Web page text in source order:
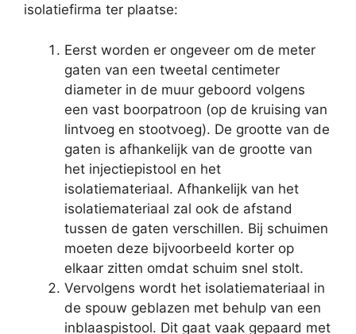
isolatiefirma ter plaatse:
Eerst worden er ongeveer om de meter
gaten van een tweetal centimeter
diameter in de muur geboord volgens
een vast boorpatroon (op de kruising van
lintvoeg en stootvoeg). De grootte van de
gaten is afhankelijk van de grootte van
het injectiepistool en het
isolatiemateriaal. Afhankelijk van het
isolatiemateriaal zal ook de afstand
tussen de gaten verschillen. Bij schuimen
moeten deze bijvoorbeeld korter op
elkaar zitten omdat schuim snel stolt.
Vervolgens wordt het isolatiemateriaal in
de spouw geblazen met behulp van een
inblaaspistool. Dit gaat vaak gepaard met